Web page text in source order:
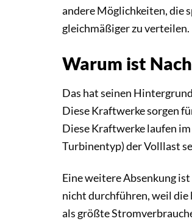
andere Möglichkeiten, die
gleichmäßiger zu verteilen.
Warum ist
Das hat seinen
Diese Kraftwerke sorgen
Diese Kraftwerke laufen
Turbinentyp) der Volllast
Eine weitere Absenkung
nicht durchführen, weil die
als größte